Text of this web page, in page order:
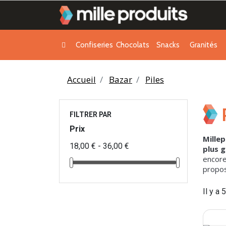
Confiseries Chocolats Snacks Granités
Accueil Bazar Piles
FILTRER PAR
Prix
18,00 € - 36,00 €
plus
Il y a